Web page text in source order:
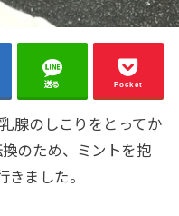
送る Pocket
腺のしこりをとってか
のため、ミントを抱
きました。